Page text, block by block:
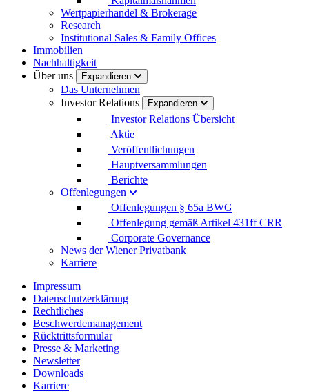
Wertpapierhandel & Brokerage
Research
Institutional Sales & Family Offices
Immobilien
Nachhaltigkeit
Über uns
Expandieren
Das Unternehmen
Investor Relations
Expandieren
Investor Relations Übersicht
Aktie
Veröffentlichungen
Hauptversammlungen
Berichte
Offenlegungen
Offenlegungen § 65a BWG
Offenlegung gemäß Artikel 431ff CRR
Corporate Governance
News der Wiener Privatbank
Karriere
Impressum
Datenschutzerklärung
Rechtliches
Beschwerdemanagement
Rücktrittsformular
Presse & Marketing
Newsletter
Downloads
Karriere